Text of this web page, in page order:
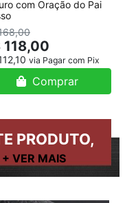
com Oração do Pai
118,00
via Pagar com Pix
Comprar
PRODUTO,